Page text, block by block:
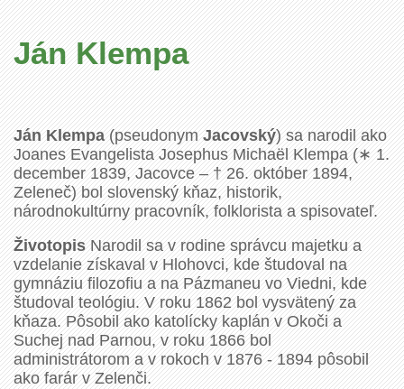
Ján Klempa
Ján Klempa(pseudonymJacovský) sa narodil ako
Joanes Evangelista Josephus Michaël Klempa (∗ 1.
december 1839, Jacovce – † 26. október 1894,
Zeleneč) bol slovenský kňaz, historik,
národnokultúrny pracovník, folklorista a spisovateľ.
ŽivotopisNarodil sa v rodine správcu majetku a
vzdelanie získaval v Hlohovci, kde študoval na
gymnáziu filozofiu a na Pázmaneu vo Viedni, kde
študoval teológiu. V roku 1862 bol vysvätený za
kňaza. Pôsobil ako katolícky kaplán v Okoči a
Suchej nad Parnou, v roku 1866 bol
administrátorom a v rokoch v 1876 - 1894 pôsobil
ako farár v Zelenči.